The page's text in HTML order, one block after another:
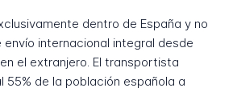
dentro de España y no
internacional integral desde
el extranjero. El transportista
55% de la población española a